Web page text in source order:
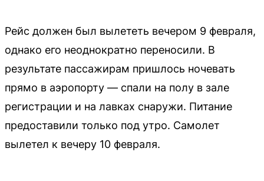
Рейс должен был вылететь вечером 9 февраля,
однако его неоднократно переносили. В
результате пассажирам пришлось ночевать
прямо в аэропорту — спали на полу в зале
регистрации и на лавках снаружи. Питание
предоставили только под утро. Самолет
вылетел к вечеру 10 февраля.